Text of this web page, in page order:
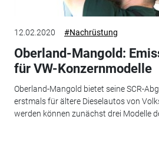
12.02.2020 #Nachrüstung
Oberland-Mangold:
für VW-Konzernmodelle
Oberland-Mangold bietet seine SCR-
erstmals für ältere Dieselautos von
werden können zunächst drei Modelle